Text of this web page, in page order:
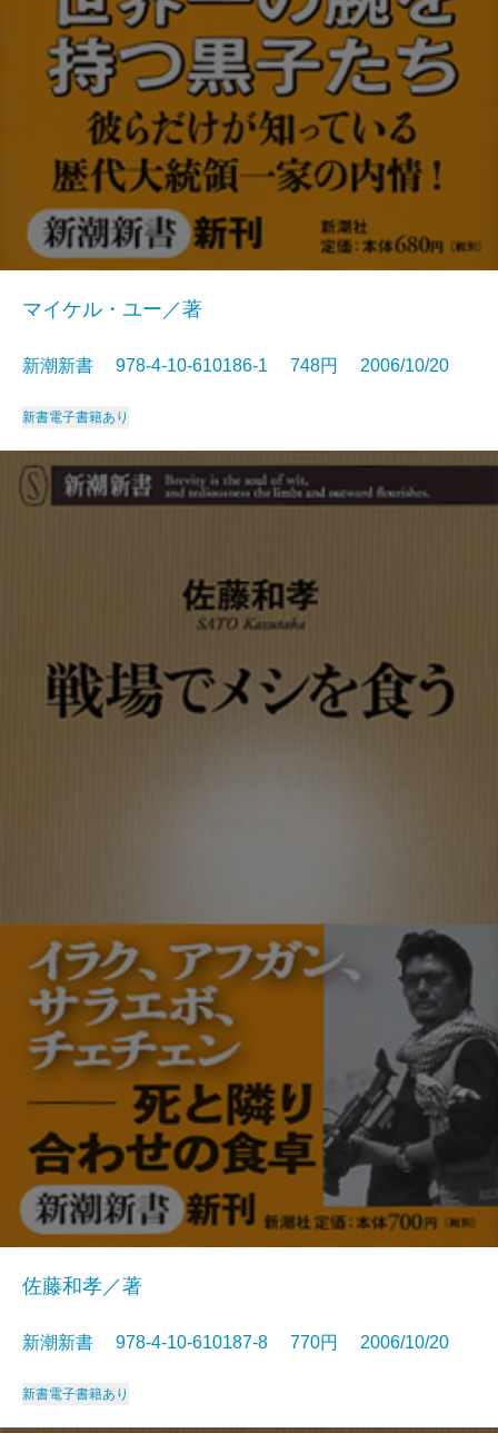
マイケル・ユー／著
新潮新書 978-4-10-610186-1 748円 2006/10/20
新書電子書籍あり
佐藤和孝／著
新潮新書 978-4-10-610187-8 770円 2006/10/20
新書電子書籍あり